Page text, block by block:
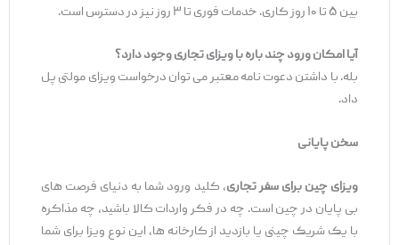
بین ۵ تا ۱۰ روز کاری. خدمات فوری تا ۳ روز نیز در دسترس است.
آیا امکان ورود چندباره با ویزای تجاری وجود دارد؟
بله. با داشتن دعوت ‌نامه معتبر می‌ توان درخواست ویزای مولتی ‌پل
داد.
سخن پایانی
ویزای چین برای سفر تجاری، کلید ورود شما به دنیای فرصت‌ های
بی ‌پایان در چین است. چه در فکر واردات کالا باشید، چه مذاکره
با یک شریک چینی یا بازدید از کارخانه‌ ها، این نوع ویزا برای شما